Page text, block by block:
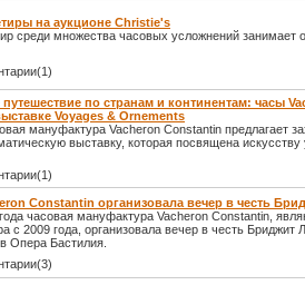
на аукционе Christie's
среди множества часовых усложнений занимает
по странам и континентам: часы
Voyages & Ornements
мануфактура Vacheron Constantin предлагает
выставку, которая посвящена
Constantin организовала вечер в честь
часовая мануфактура Vacheron Constantin,
с 2009 года, организовала вечер в честь Бриджит
Опера Бастилия.